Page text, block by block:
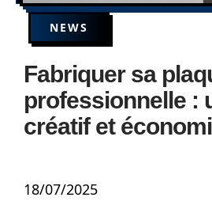
NEWS
Fabriquer sa
professionnelle :
créatif et
18/07/2025